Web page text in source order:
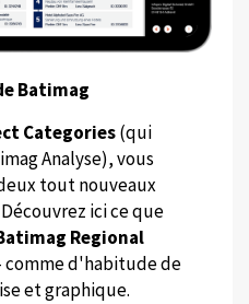
Batimag
Categories(qui
Analyse), vous
tout nouveaux
ici ce que
Regional
comme d'habitude de
et graphique.